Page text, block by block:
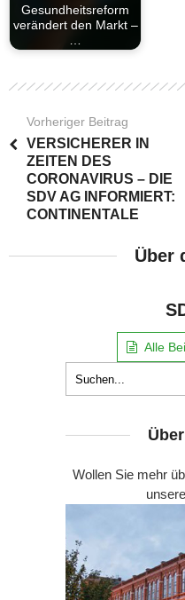
Gesundheitsreform
verändert den Markt –
…
Vorheriger Beitrag
VERSICHERER IN
ZEITEN DES
CORONAVIRUS – DIE
SDV AG INFORMIERT:
CONTINENTALE
Über
Alle
Wollen Sie mehr